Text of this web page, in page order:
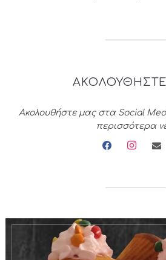
Ακολουθήστε μας στα Social
περισσότερα
facebookinstagram